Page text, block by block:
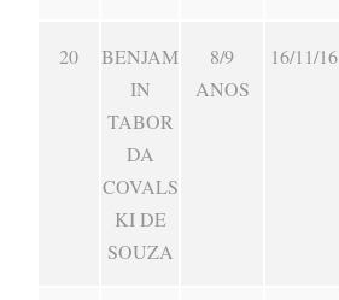
20
BENJAM
IN
TABOR
DA
COVALS
KI DE
SOUZA
8/9
ANOS
16/11/16